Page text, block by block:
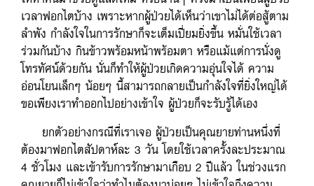
เวลาฟอกไตบ้าง เพราะหากผู้ป่วยได้เห็นว่าเขาไม่ได้ต่อสู้ตาม
ลำพัง กำลังใจในการรักษาก็จะเต็มเปี่ยมยิ่งขึ้น หมั่นใช้เวลา
ร่วมกันบ้าง กินข้าวพร้อมหน้าพร้อมตา หรือแม้แต่การนั่งดู
โทรทัศน์ด้วยกัน นั่นก็ทำให้ผู้ป่วยเกิดความอุ่นใจได้ ความ
อ่อนโยนเล็กๆ น้อยๆ นี้สามารถกลายเป็นกำลังใจที่ยิ่งใหญ่ได้
ขอเพียงเราทำออกไปอย่างเข้าใจ ผู้ป่วยก็จะรับรู้ได้เอง
ยกตัวอย่างกรณีที่เราเจอ ผู้ป่วยเป็นคุณยายท่านหนึ่งที่
ต้องมาฟอกไตสัปดาห์ละ 3 วัน โดยใช้เวลาครั้งละประมาณ
4 ชั่วโมง และเข้ารับการรักษามาเกือบ 2 ปีแล้ว ในช่วงแรก